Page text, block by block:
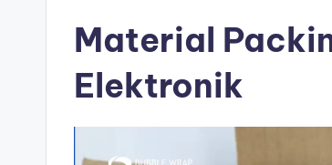
Material
Elektronik